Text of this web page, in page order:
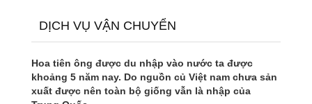
DỊCH VỤ VẬN CHUYỂN
Hoa tiên ông được du nhập vào nước ta được
khoảng 5 năm nay. Do nguồn củ Việt nam chưa sản
xuất được nên toàn bộ giống vẫn là nhập của